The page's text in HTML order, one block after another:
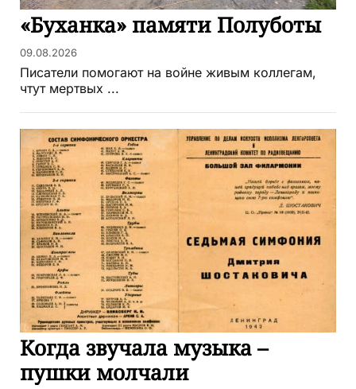
«Буханка» памяти Полуботы
09.08.2026
Писатели помогают на войне живым коллегам,
чтут мертвых ...
Когда звучала музыка –
пушки молчали